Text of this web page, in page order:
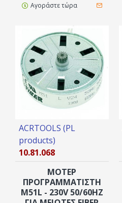
Αγοράστε τώρα
ACRTOOLS (PL
products)
10.81.068
ΜΟΤΕΡ
ΠΡΟΓΡΑΜΜΑΤΙΣΤΗ
M51L - 230V 50/60HZ